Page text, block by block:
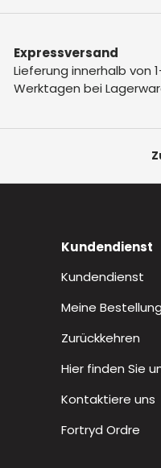
Expressversand
Lieferung innerhalb von
Werktagen bei
Kundendienst
Kundendienst
Meine
Zurückkehren
Hier finden Sie
Kontaktiere uns
Fortryd Ordre